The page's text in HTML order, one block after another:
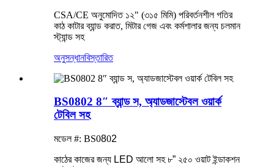
CSA/CE অনুমোদিত ১২" (৩১৫ মিমি) পরিবর্তনশীল গতির
কাঠ কাটার ব্যান্ড করাত, মিটার গেজ এবং কর্মশালার জন্য চলমান
স্ট্যান্ড সহ
অনুসন্ধানবিস্তারিত
BS0802 8″ ব্যান্ড স, অ্যাডজাস্টেবল ওয়ার্ক
টেবিল সহ
মডেল #: BS0802
কাঠের কাজের জন্য LED আলো সহ ৮” ২৫০ ওয়াট ইন্ডাকশন